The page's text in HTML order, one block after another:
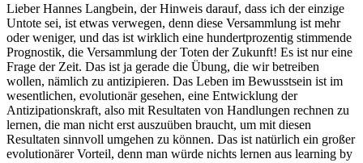
Lieber Hannes Langbein, der Hinweis darauf, dass ich der einzige
Untote sei, ist etwas verwegen, denn diese Versammlung ist mehr
oder weniger, und das ist wirklich eine hundertprozentig stimmende
Prognostik, die Versammlung der Toten der Zukunft! Es ist nur eine
Frage der Zeit. Das ist ja gerade die Übung, die wir betreiben
wollen, nämlich zu antizipieren. Das Leben im Bewusstsein ist im
wesentlichen, evolutionär gesehen, eine Entwicklung der
Antizipationskraft, also mit Resultaten von Handlungen rechnen zu
lernen, die man nicht erst auszuüben braucht, um mit diesen
Resultaten sinnvoll umgehen zu können. Das ist natürlich ein großer
evolutionärer Vorteil, denn man würde nichts lernen aus learning by